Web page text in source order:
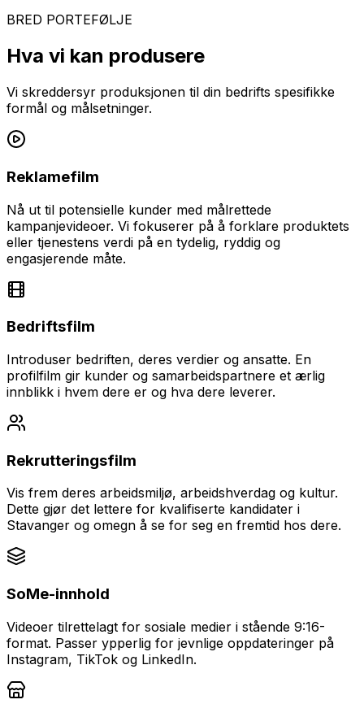
BRED PORTEFØLJE
Hva vi kan produsere
Vi skreddersyr produksjonen til din bedrifts spesifikke
formål og målsetninger.
Reklamefilm
Nå ut til potensielle kunder med målrettede
kampanjevideoer. Vi fokuserer på å forklare produktets
eller tjenestens verdi på en tydelig, ryddig og
engasjerende måte.
Bedriftsfilm
Introduser bedriften, deres verdier og ansatte. En
profilfilm gir kunder og samarbeidspartnere et ærlig
innblikk i hvem dere er og hva dere leverer.
Rekrutteringsfilm
Vis frem deres arbeidsmiljø, arbeidshverdag og kultur.
Dette gjør det lettere for kvalifiserte kandidater i
Stavanger og omegn å se for seg en fremtid hos dere.
SoMe-innhold
Videoer tilrettelagt for sosiale medier i stående 9:16-
format. Passer ypperlig for jevnlige oppdateringer på
Instagram, TikTok og LinkedIn.